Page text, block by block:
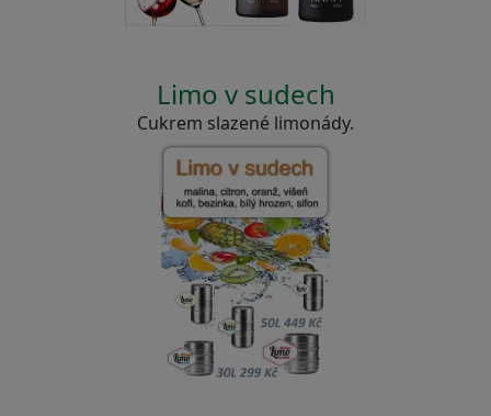
Limo v sudech
Cukrem slazené limonády.